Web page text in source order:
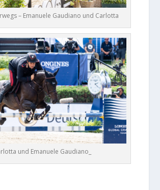
– Emanuele Gaudiano und Carlotta
und Emanuele Gaudiano_